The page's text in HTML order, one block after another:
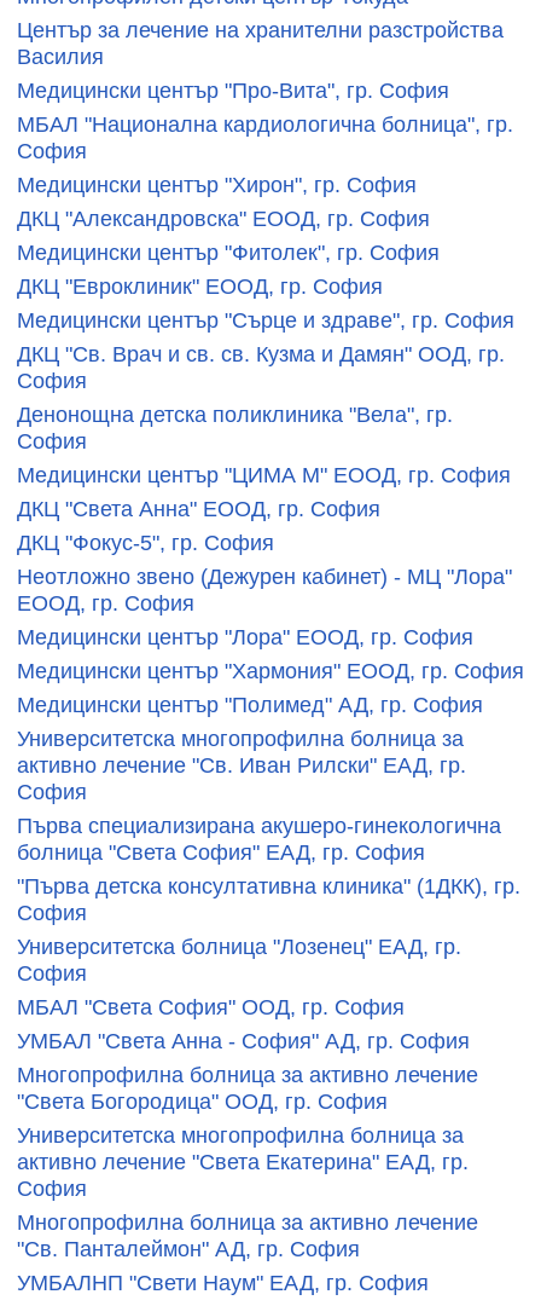
Център за лечение на хранителни разстройства
Василия
Медицински център "Про-Вита", гр. София
МБАЛ "Национална кардиологична болница", гр.
София
Медицински център "Хирон", гр. София
ДКЦ "Александровска" ЕООД, гр. София
Медицински център "Фитолек", гр. София
ДКЦ "Евроклиник" ЕООД, гр. София
Медицински център "Сърце и здраве", гр. София
ДКЦ "Св. Врач и св. св. Кузма и Дамян" ООД, гр.
София
Денонощна детска поликлиника "Вела", гр.
София
Медицински център "ЦИМА М" ЕООД, гр. София
ДКЦ "Света Анна" ЕООД, гр. София
ДКЦ "Фокус-5", гр. София
Неотложно звено (Дежурен кабинет) - МЦ "Лора"
ЕООД, гр. София
Медицински център "Лора" ЕООД, гр. София
Медицински център "Хармония" ЕООД, гр. София
Медицински център "Полимед" АД, гр. София
Университетска многопрофилна болница за
активно лечение "Св. Иван Рилски" ЕАД, гр.
София
Първа специализирана акушеро-гинекологична
болница "Света София" ЕАД, гр. София
"Първа детска консултативна клиника" (1ДКК), гр.
София
Университетска болница "Лозенец" ЕАД, гр.
София
МБАЛ "Света София" ООД, гр. София
УМБАЛ "Света Анна - София" АД, гр. София
Многопрофилна болница за активно лечение
"Света Богородица" ООД, гр. София
Университетска многопрофилна болница за
активно лечение "Света Екатерина" ЕАД, гр.
София
Многопрофилна болница за активно лечение
"Св. Панталеймон" АД, гр. София
УМБАЛНП "Свети Наум" ЕАД, гр. София